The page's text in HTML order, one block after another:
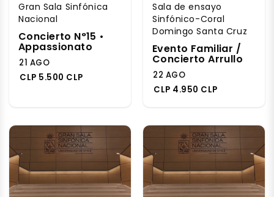
Gran Sala Sinfónica
Nacional
Concierto N°15 •
Appassionato
21 AGO
CLP 5.500 CLP
Sala de ensayo
Sinfónico-Coral
Domingo Santa Cruz
Evento Familiar /
Concierto Arrullo
22 AGO
CLP 4.950 CLP